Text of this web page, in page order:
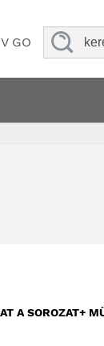
GO
A SOROZAT+